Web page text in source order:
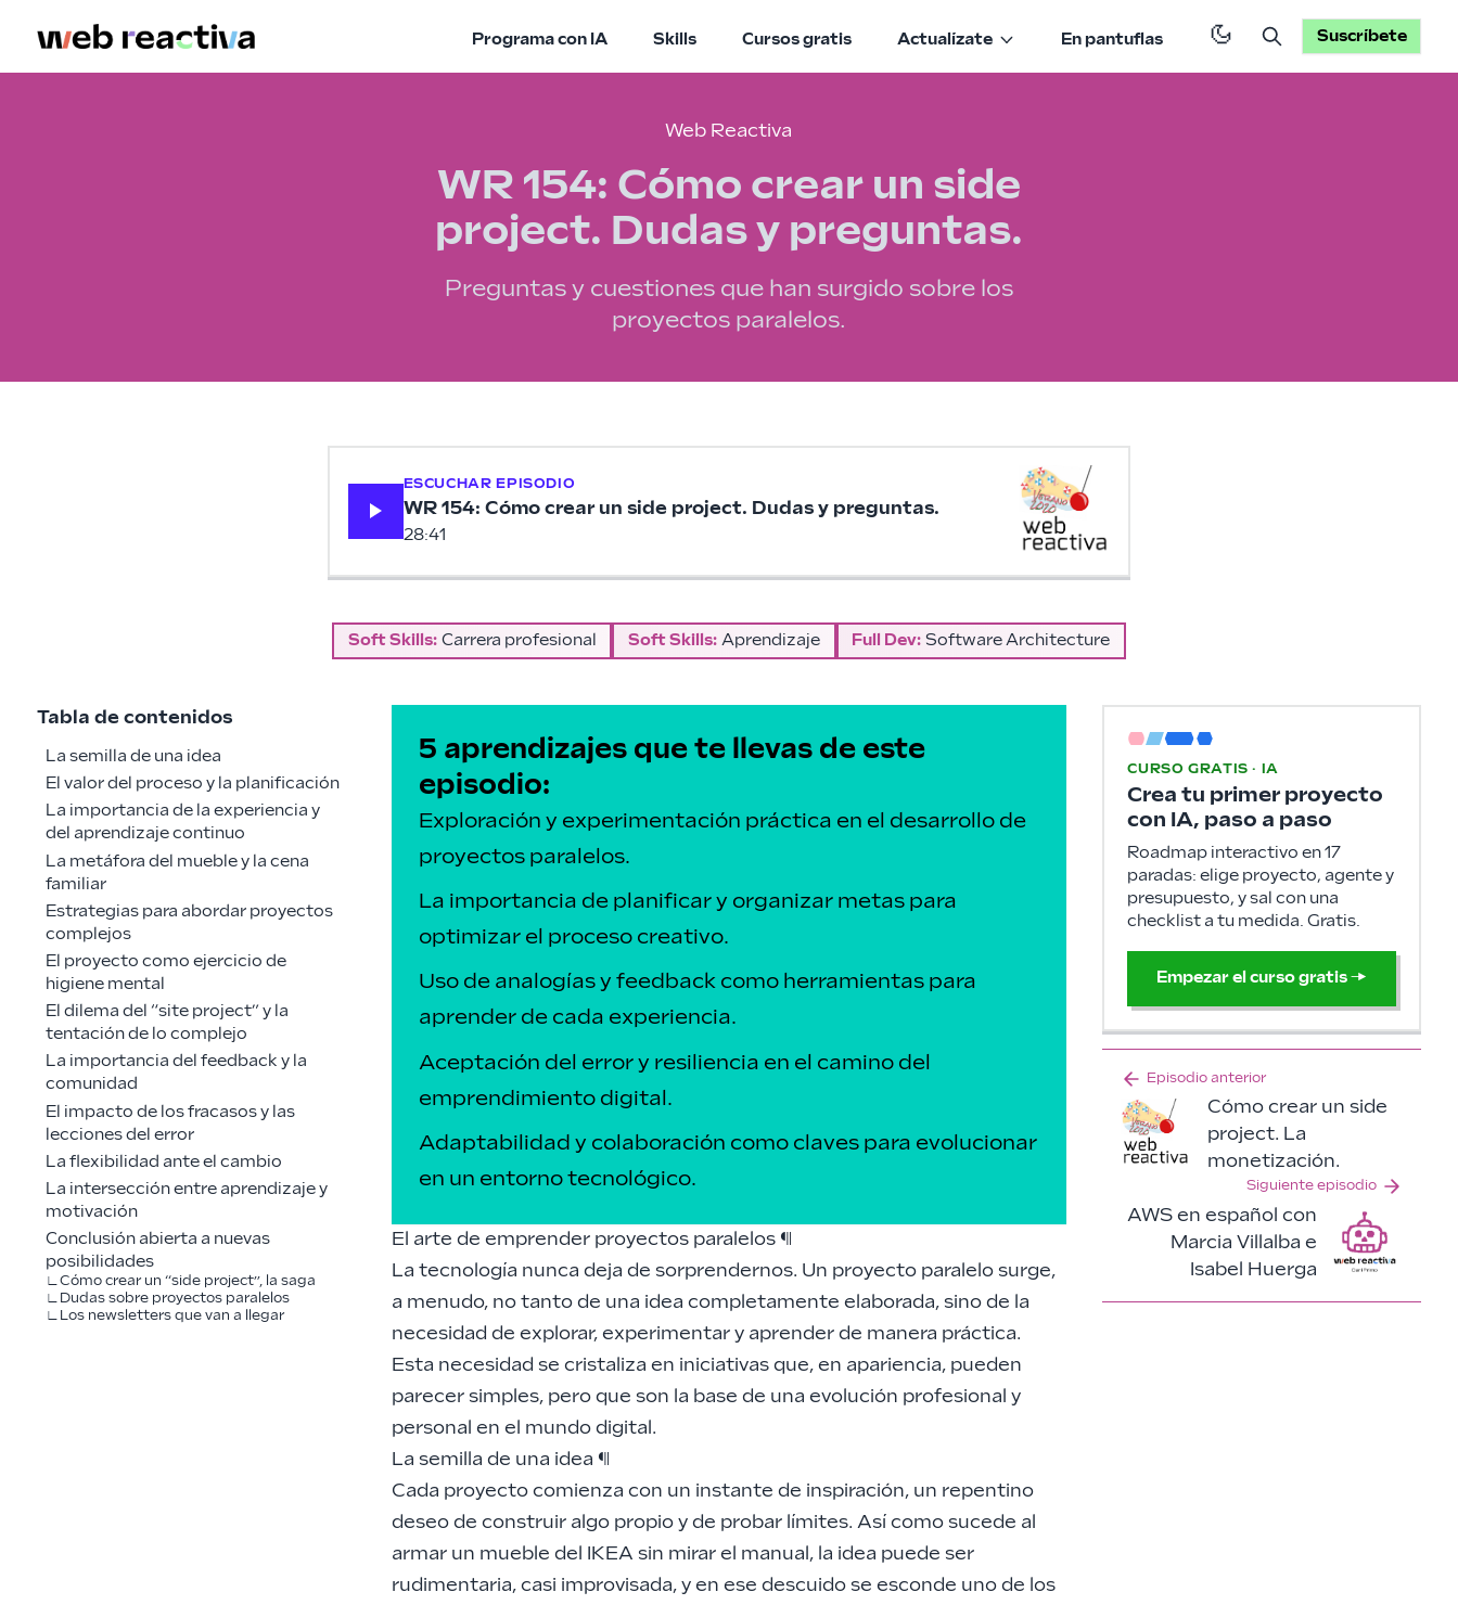
Programa con IA Skills Cursos gratis Actualízate En pantuflas Suscríbete
Web Reactiva
WR 154: Cómo crear un side
project. Dudas y preguntas.
Preguntas y cuestiones que han surgido sobre los
proyectos paralelos.
ESCUCHAR EPISODIO
WR 154: Cómo crear un side project. Dudas y preguntas.
28:41
Soft Skills: Carrera profesional Soft Skills: Aprendizaje Full Dev: Software Architecture
Tabla de contenidos
La semilla de una idea
El valor del proceso y la planificación
La importancia de la experiencia y
del aprendizaje continuo
La metáfora del mueble y la cena
familiar
Estrategias para abordar proyectos
complejos
El proyecto como ejercicio de
higiene mental
El dilema del “site project” y la
tentación de lo complejo
La importancia del feedback y la
comunidad
El impacto de los fracasos y las
lecciones del error
La flexibilidad ante el cambio
La intersección entre aprendizaje y
motivación
Conclusión abierta a nuevas
posibilidades
Cómo crear un “side project”, la saga
Dudas sobre proyectos paralelos
Los newsletters que van a llegar
5 aprendizajes que te llevas de este
episodio:
Exploración y experimentación práctica en el desarrollo de
proyectos paralelos.
La importancia de planificar y organizar metas para
optimizar el proceso creativo.
Uso de analogías y feedback como herramientas para
aprender de cada experiencia.
Aceptación del error y resiliencia en el camino del
emprendimiento digital.
Adaptabilidad y colaboración como claves para evolucionar
en un entorno tecnológico.
El arte de emprender proyectos paralelos ¶
La tecnología nunca deja de sorprendernos. Un proyecto paralelo surge,
a menudo, no tanto de una idea completamente elaborada, sino de la
necesidad de explorar, experimentar y aprender de manera práctica.
Esta necesidad se cristaliza en iniciativas que, en apariencia, pueden
parecer simples, pero que son la base de una evolución profesional y
personal en el mundo digital.
La semilla de una idea ¶
Cada proyecto comienza con un instante de inspiración, un repentino
deseo de construir algo propio y de probar límites. Así como sucede al
armar un mueble del IKEA sin mirar el manual, la idea puede ser
rudimentaria, casi improvisada, y en ese descuido se esconde uno de los
CURSO GRATIS · IA
Crea tu primer proyecto
con IA, paso a paso
Roadmap interactivo en 17
paradas: elige proyecto, agente y
presupuesto, y sal con una
checklist a tu medida. Gratis.
Empezar el curso gratis→
Episodio anterior
Cómo crear un side
project. La
monetización.
Siguiente episodio
AWS en español con
Marcia Villalba e
Isabel Huerga